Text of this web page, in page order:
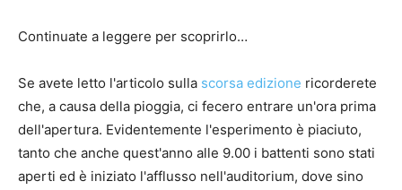
Continuate a leggere per scoprirlo…
Se avete letto l'articolo sulla scorsa edizione ricorderete
che, a causa della pioggia, ci fecero entrare un'ora prima
dell'apertura. Evidentemente l'esperimento è piaciuto,
tanto che anche quest'anno alle 9.00 i battenti sono stati
aperti ed è iniziato l'afflusso nell'auditorium, dove sino